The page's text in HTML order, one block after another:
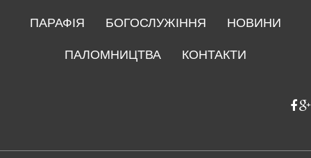
ПАРАФІЯ БОГОСЛУЖІННЯ
НОВИНИ
ПАЛОМНИЦТВА
КОНТАКТИ